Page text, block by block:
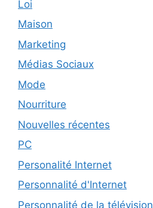
Loi
Maison
Marketing
Médias Sociaux
Mode
Nourriture
Nouvelles récentes
PC
Personalité Internet
Personnalité d'Internet
Personnalité de la télévision